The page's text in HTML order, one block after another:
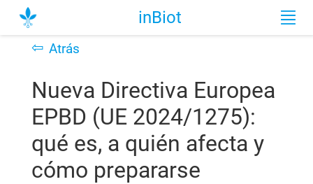
inBiot
⇦ Atrás
Nueva Directiva Europea
EPBD (UE 2024/1275):
qué es, a quién afecta y
cómo prepararse